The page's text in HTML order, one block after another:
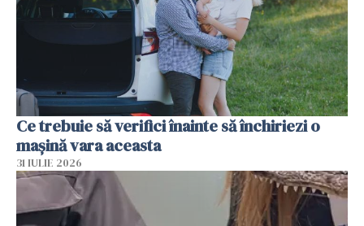
Ce trebuie să verifici înainte să închiriezi o
mașină vara aceasta
31 IULIE 2026